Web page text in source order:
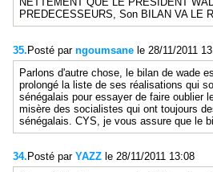
PREDECESSEURS, Son BILAN VA LE
35. Posté par ngoumsane le 28/11/2011
Parlons d'autre chose, le bilan de wade
prolongé la liste de ses réalisations qui
sénégalais pour essayer de faire oublier
misère des socialistes qui ont toujours
sénégalais. CYS, je vous assure que le
34. Posté par YAZZ le 28/11/2011 13:08